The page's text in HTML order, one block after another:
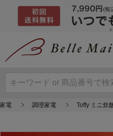
電 調理家電 Toffy ミニ炊